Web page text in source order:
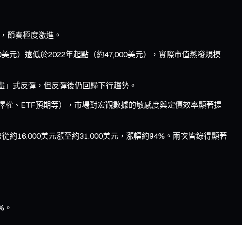
節奏極度激進。
元）遠低於2022年起點（約47,000美元），實際市值蒸發規模
式反彈，但反彈後仍回歸下行趨勢。
、ETF預期等），市場對宏觀數據的敏感度與定價效率顯著提
約16,000美元漲至約31,000美元，漲幅約94%。兩次皆錄得顯著
。